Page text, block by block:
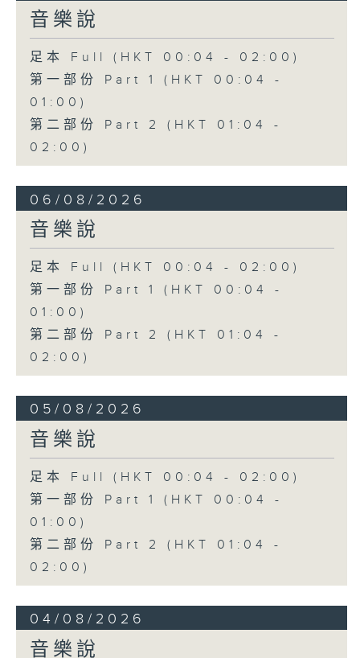
音樂說
足本 Full (HKT 00:04 - 02:00)
第一部份 Part 1 (HKT 00:04 -
01:00)
第二部份 Part 2 (HKT 01:04 -
02:00)
06/08/2026
音樂說
足本 Full (HKT 00:04 - 02:00)
第一部份 Part 1 (HKT 00:04 -
01:00)
第二部份 Part 2 (HKT 01:04 -
02:00)
05/08/2026
音樂說
足本 Full (HKT 00:04 - 02:00)
第一部份 Part 1 (HKT 00:04 -
01:00)
第二部份 Part 2 (HKT 01:04 -
02:00)
04/08/2026
音樂說